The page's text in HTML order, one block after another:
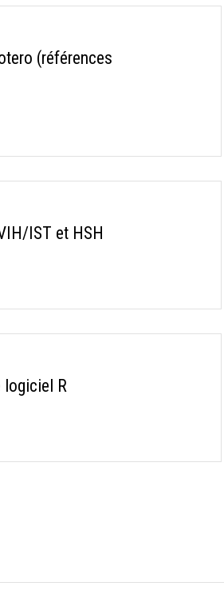
(références
IST et HSH
logiciel R